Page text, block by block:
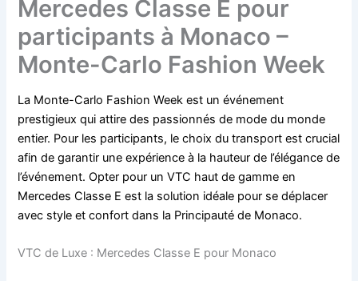
Mercedes Classe E pour
participants à Monaco –
Monte-Carlo Fashion Week
La Monte-Carlo Fashion Week est un événement
prestigieux qui attire des passionnés de mode du monde
entier. Pour les participants, le choix du transport est crucial
afin de garantir une expérience à la hauteur de l’élégance de
l’événement. Opter pour un VTC haut de gamme en
Mercedes Classe E est la solution idéale pour se déplacer
avec style et confort dans la Principauté de Monaco.
VTC de Luxe : Mercedes Classe E pour Monaco